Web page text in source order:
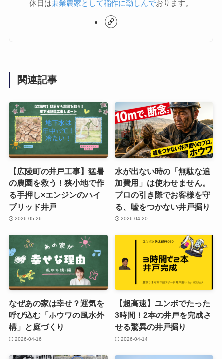
休日は兼業農家として稲作に勤しんでおります。
関連記事
【広陵町の井戸工事】猛暑
の農園を救う！狭小地で作
る手押し×エンジンのハイ
ブリッド井戸
2026-05-26
水が出ない時の「無駄な追
加費用」は使わせません。
プロの引き際でお客様を守
る、嘘をつかない井戸掘り
2026-04-20
なぜあの家は幸せ？運気を
呼び込む「ホウワの風水外
構」と庭づくり
2026-04-16
【超高速】ユンボでたった
3時間！2本の井戸を完成さ
せる驚異の井戸掘り
2026-04-14